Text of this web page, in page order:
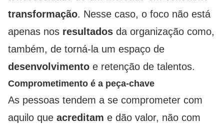
transformação. Nesse caso, o foco não está
apenas nos resultados da organização como,
também, de torná-la um espaço de
desenvolvimento e retenção de talentos.
Comprometimento é a peça-chave
As pessoas tendem a se comprometer com
aquilo que acreditam e dão valor, não com